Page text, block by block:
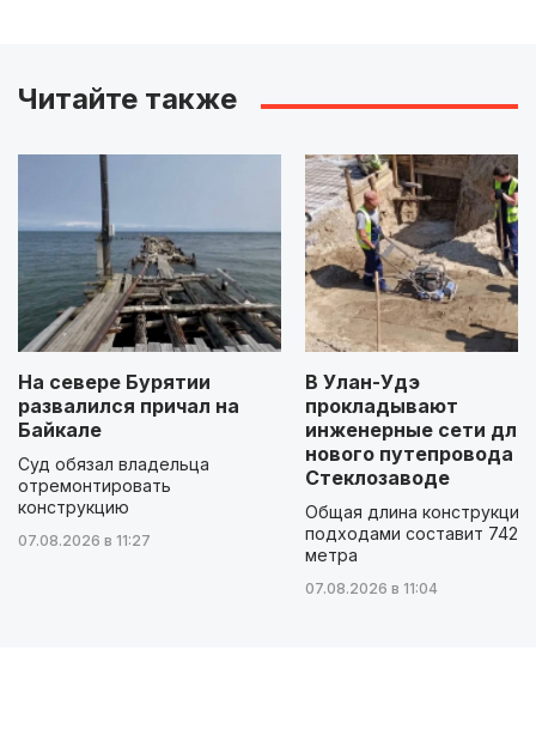
Читайте также
На севере Бурятии
развалился причал на
Байкале
Суд обязал владельца
отремонтировать
конструкцию
07.08.2026 в 11:27
В Улан-Удэ
прокладывают
инженерные сети для
нового путепровода
Стеклозаводе
Общая длина конструкции
подходами составит 742
метра
07.08.2026 в 11:04